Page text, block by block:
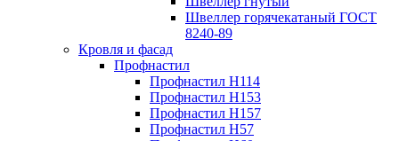
Швеллер горячекатаный ГОСТ
8240-89
Кровля и фасад
Профнастил
Профнастил Н114
Профнастил Н153
Профнастил Н157
Профнастил Н57